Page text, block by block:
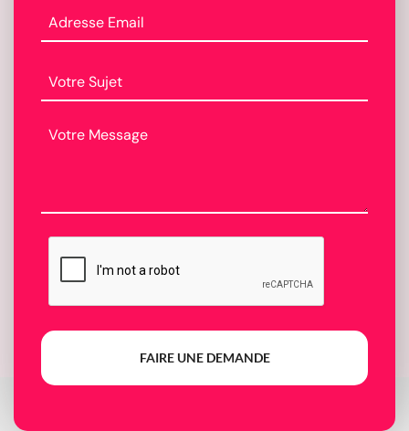
FAIRE UNE DEMANDE